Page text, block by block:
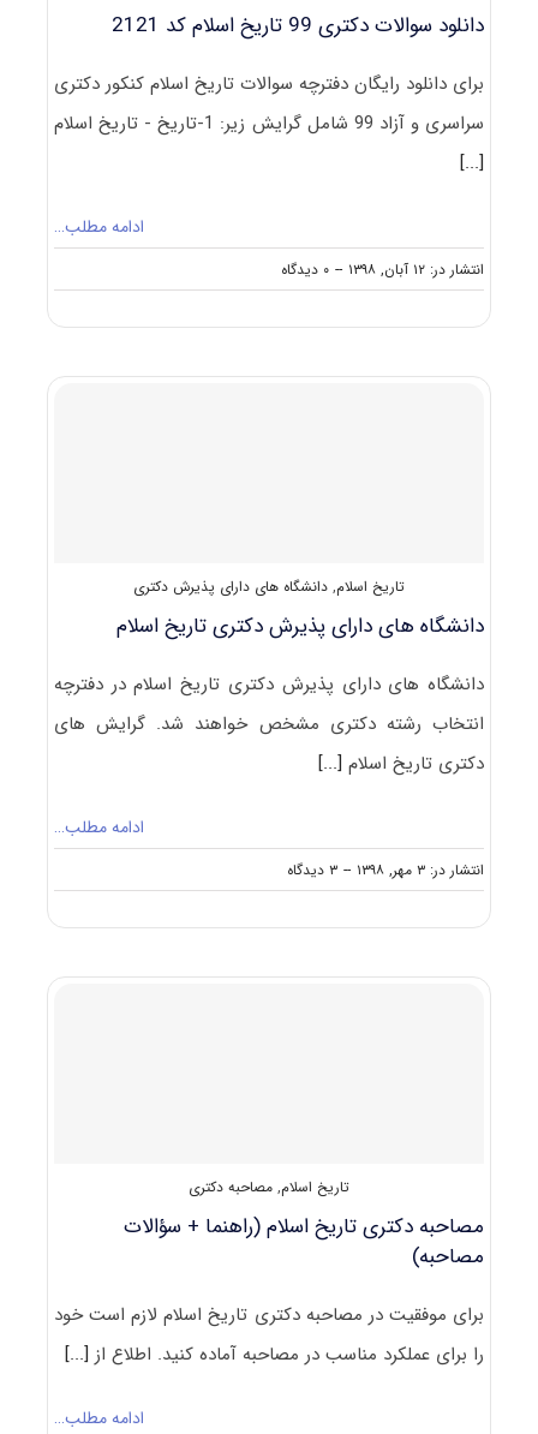
دانلود سوالات دکتری 99 تاریخ اسلام کد 2121
برای دانلود رایگان دفترچه سوالات تاریخ اسلام کنکور دکتری
سراسری و آزاد 99 شامل گرایش‌ زیر: 1-تاریخ - تاریخ اسلام
[...]
ادامه مطلب…
انتشار در: ۱۲ آبان, ۱۳۹۸ -- ۰ دیدگاه
on
دانلود
تاریخ
تاریخ اسلام, دانشگاه های دارای پذیرش دکتری
دانشگاه های دارای پذیرش دکتری ﺗﺎرﻳﺦ اﺳﻼم
دانشگاه های دارای پذیرش دکتری ﺗﺎرﻳﺦ اﺳﻼم در دفترچه
انتخاب رشته دکتری مشخص خواهند شد. گرایش های
دکتری ﺗﺎرﻳﺦ اﺳﻼم[...]
ادامه مطلب…
انتشار در: ۳ مهر, ۱۳۹۸ -- ۳ دیدگاه
on
دانشگاه
دکتری
تاریخ اسلام, مصاحبه دکتری
مصاحبه دکتری تاریخ اسلام (راهنما + سؤالات
مصاحبه)
برای موفقیت در مصاحبه دکتری تاریخ اسلام لازم است خود
را برای عملکرد مناسب در مصاحبه آماده کنید. اطلاع از[...]
ادامه مطلب…